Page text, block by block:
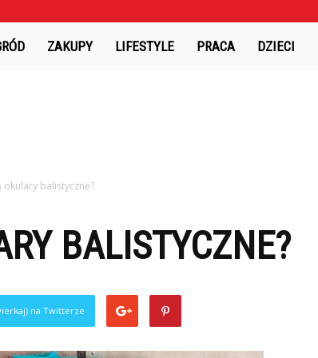
ZAKUPY LIFESTYLE PRACA DZIECI
okulary balistyczne?
BALISTYCZNE?
na Twitterze